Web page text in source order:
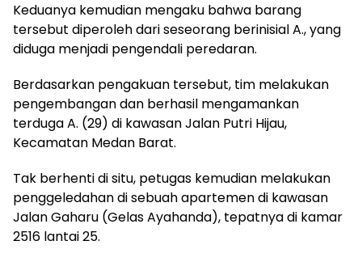
Keduanya kemudian mengaku bahwa barang
tersebut diperoleh dari seseorang berinisial A., yang
diduga menjadi pengendali peredaran.
Berdasarkan pengakuan tersebut, tim melakukan
pengembangan dan berhasil mengamankan
terduga A. (29) di kawasan Jalan Putri Hijau,
Kecamatan Medan Barat.
Tak berhenti di situ, petugas kemudian melakukan
penggeledahan di sebuah apartemen di kawasan
Jalan Gaharu (Gelas Ayahanda), tepatnya di kamar
2516 lantai 25.